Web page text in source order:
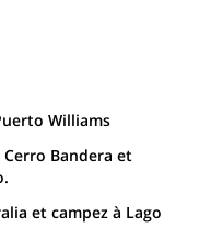
Williams
Bandera et
et campez à Lago